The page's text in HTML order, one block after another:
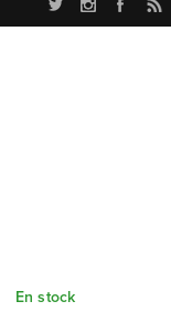
En stock